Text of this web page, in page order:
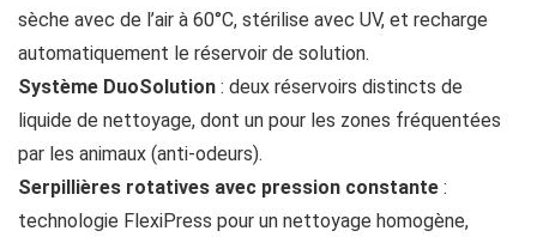
sèche avec de l’air à 60°C, stérilise avec UV, et recharge
automatiquement le réservoir de solution.
Système DuoSolution : deux réservoirs distincts de
liquide de nettoyage, dont un pour les zones fréquentées
par les animaux (anti-odeurs).
Serpillières rotatives avec pression constante :
technologie FlexiPress pour un nettoyage homogène,